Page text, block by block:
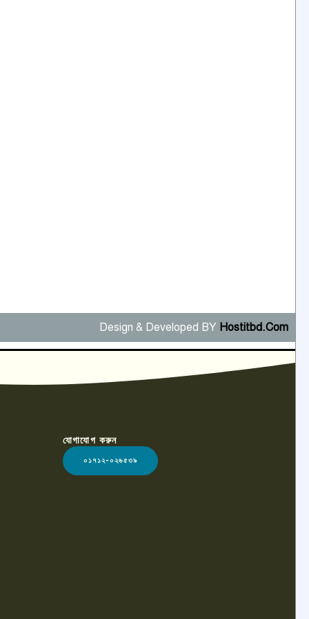
Design & Developed BY Hostitbd.Com
যোগাযোগ করুন
০১৭১২-০২৬৫৩৯